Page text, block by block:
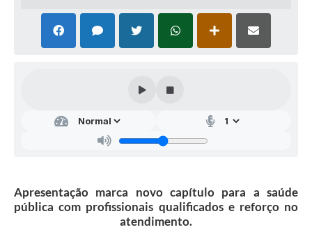
Apresentação marca novo capítulo para a saúde
pública com profissionais qualificados e reforço no
atendimento.